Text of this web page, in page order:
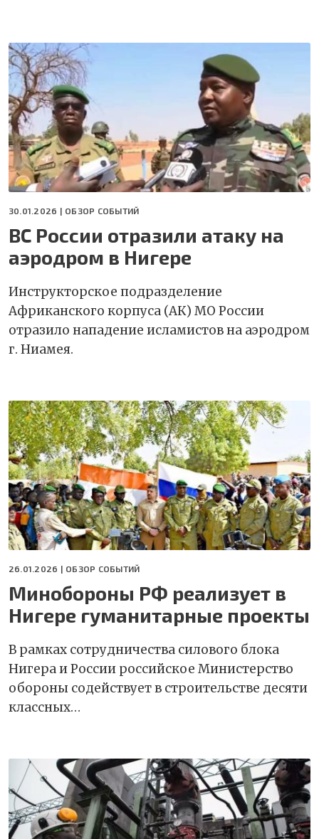
30.01.2026 | ОБЗОР СОБЫТИЙ
ВС России отразили атаку на
аэродром в Нигере
Инструкторское подразделение
Африканского корпуса (АК) МО России
отразило нападение исламистов на аэродром
г. Ниамея.
26.01.2026 | ОБЗОР СОБЫТИЙ
Минобороны РФ реализует в
Нигере гуманитарные проекты
В рамках сотрудничества силового блока
Нигера и России российское Министерство
обороны содействует в строительстве десяти
классных…